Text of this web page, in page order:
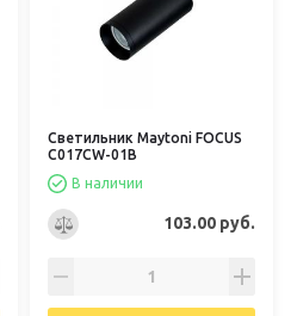
Светильник Maytoni FOCUS
C017CW-01B
В наличии
103.00 руб.